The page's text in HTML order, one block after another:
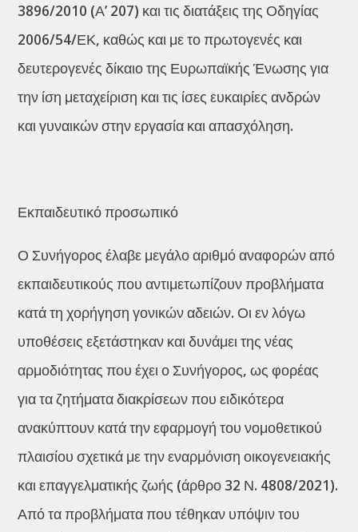
3896/2010 (Α’ 207) και τις διατάξεις της Οδηγίας
2006/54/ΕΚ, καθώς και με το πρωτογενές και
δευτερογενές δίκαιο της Ευρωπαϊκής Ένωσης για
την ίση μεταχείριση και τις ίσες ευκαιρίες ανδρών
και γυναικών στην εργασία και απασχόληση.
Εκπαιδευτικό προσωπικό
Ο Συνήγορος έλαβε μεγάλο αριθμό αναφορών από
εκπαιδευτικούς που αντιμετωπίζουν προβλήματα
κατά τη χορήγηση γονικών αδειών. Οι εν λόγω
υποθέσεις εξετάστηκαν και δυνάμει της νέας
αρμοδιότητας που έχει ο Συνήγορος, ως φορέας
για τα ζητήματα διακρίσεων που ειδικότερα
ανακύπτουν κατά την εφαρμογή του νομοθετικού
πλαισίου σχετικά με την εναρμόνιση οικογενειακής
και επαγγελματικής ζωής (άρθρο 32 Ν. 4808/2021).
Από τα προβλήματα που τέθηκαν υπόψιν του